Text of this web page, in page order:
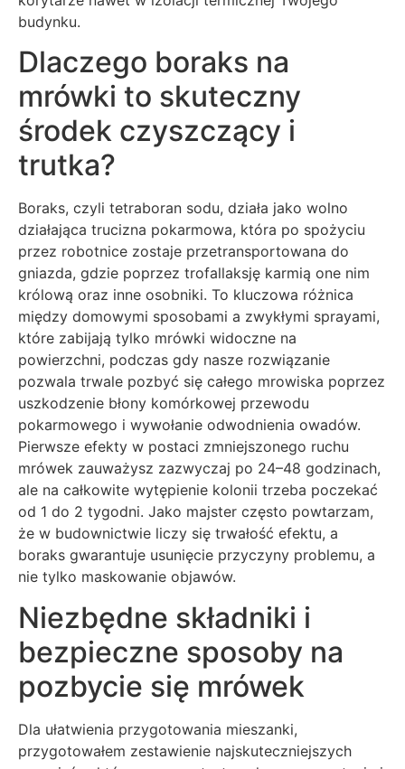
budynku.
Dlaczego boraks na
mrówki to skuteczny
środek czyszczący i
trutka?
Boraks, czyli tetraboran sodu, działa jako wolno
działająca trucizna pokarmowa, która po spożyciu
przez robotnice zostaje przetransportowana do
gniazda, gdzie poprzez trofallaksję karmią one nim
królową oraz inne osobniki. To kluczowa różnica
między domowymi sposobami a zwykłymi sprayami,
które zabijają tylko mrówki widoczne na
powierzchni, podczas gdy nasze rozwiązanie
pozwala trwale pozbyć się całego mrowiska poprzez
uszkodzenie błony komórkowej przewodu
pokarmowego i wywołanie odwodnienia owadów.
Pierwsze efekty w postaci zmniejszonego ruchu
mrówek zauważysz zazwyczaj po 24–48 godzinach,
ale na całkowite wytępienie kolonii trzeba poczekać
od 1 do 2 tygodni. Jako majster często powtarzam,
że w budownictwie liczy się trwałość efektu, a
boraks gwarantuje usunięcie przyczyny problemu, a
nie tylko maskowanie objawów.
Niezbędne składniki i
bezpieczne sposoby na
pozbycie się mrówek
Dla ułatwienia przygotowania mieszanki,
przygotowałem zestawienie najskuteczniejszych